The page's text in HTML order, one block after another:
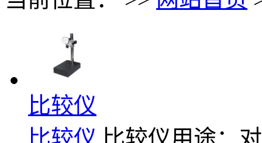
比较仪
比较仪 比较仪用途：